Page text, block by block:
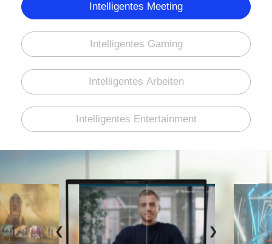
Intelligentes Meeting
Intelligentes Gaming
Intelligentes Arbeiten
Intelligentes Entertainment